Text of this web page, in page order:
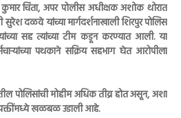
चिंता, अपर पोलीस अधीक्षक अशोक थोरात
दळवे यांच्या मार्गदर्शनाखाली शिरपुर पोलिस
सह त्यांच्या टीम कडून करण्यात आली. या
पथकाने सक्रिय सहभाग घेत आरोपीला
पोलिसांची मोहीम अधिक तीव्र होत असून, अशा
व्यक्तींमध्ये खळबळ उडाली आहे.